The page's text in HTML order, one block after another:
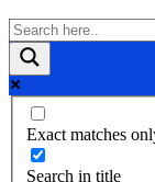
Exact matches
Search in title